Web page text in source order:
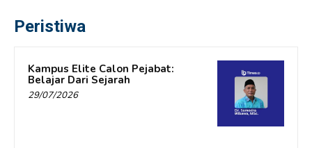
Peristiwa
Kampus Elite Calon Pejabat:
Belajar Dari Sejarah
29/07/2026